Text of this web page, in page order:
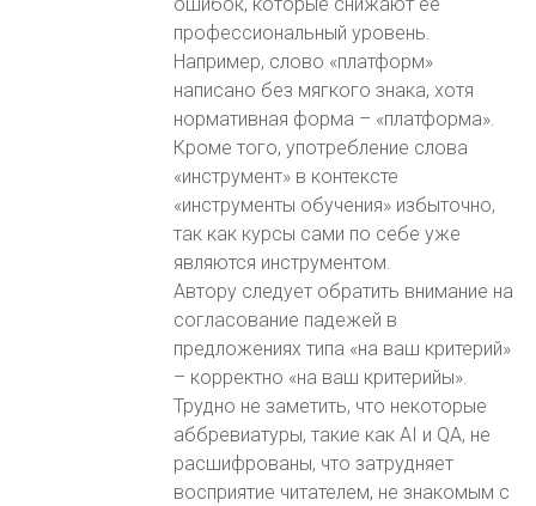
ошибок, которые снижают её
профессиональный уровень.
Например, слово «платформ»
написано без мягкого знака, хотя
нормативная форма – «платформа».
Кроме того, употребление слова
«инструмент» в контексте
«инструменты обучения» избыточно,
так как курсы сами по себе уже
являются инструментом.
Автору следует обратить внимание на
согласование падежей в
предложениях типа «на ваш критерий»
– корректно «на ваш критерийы».
Трудно не заметить, что некоторые
аббревиатуры, такие как AI и QA, не
расшифрованы, что затрудняет
восприятие читателем, не знакомым с